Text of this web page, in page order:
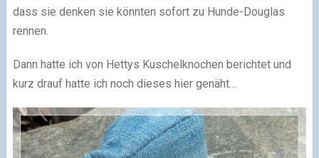
dass sie denken sie könnten sofort zu Hunde-Douglas
rennen.
Dann hatte ich von Hettys Kuschelknochen berichtet und
kurz drauf hatte ich noch dieses hier genäht…